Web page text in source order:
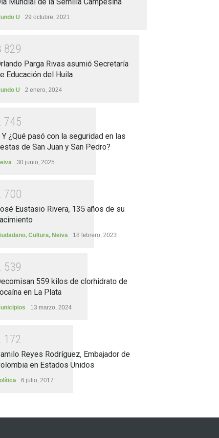
Mundial de la Semilla Campesina
U 29 octubre, 2021
829
Parga Rivas asumió Secretaría
Educación del Huila
U 2 enero, 2024
745
Y ¿Qué pasó con la seguridad en las
de San Juan y San Pedro?
30 junio, 2025
700
Eustasio Rivera, 135 años de su
, Cultura, Neiva 18 febrero, 2023
539
559 kilos de clorhidrato de
en La Plata
13 marzo, 2024
1 72
Reyes Rodríguez, Embajador de
en Estados Unidos
6 julio, 2017